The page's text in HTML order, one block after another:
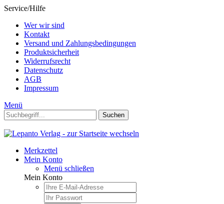
Service/Hilfe
Wer wir sind
Kontakt
Versand und Zahlungsbedingungen
Produktsicherheit
Widerrufsrecht
Datenschutz
AGB
Impressum
Menü
Suchen
Merkzettel
Mein Konto
Menü schließen
Mein Konto